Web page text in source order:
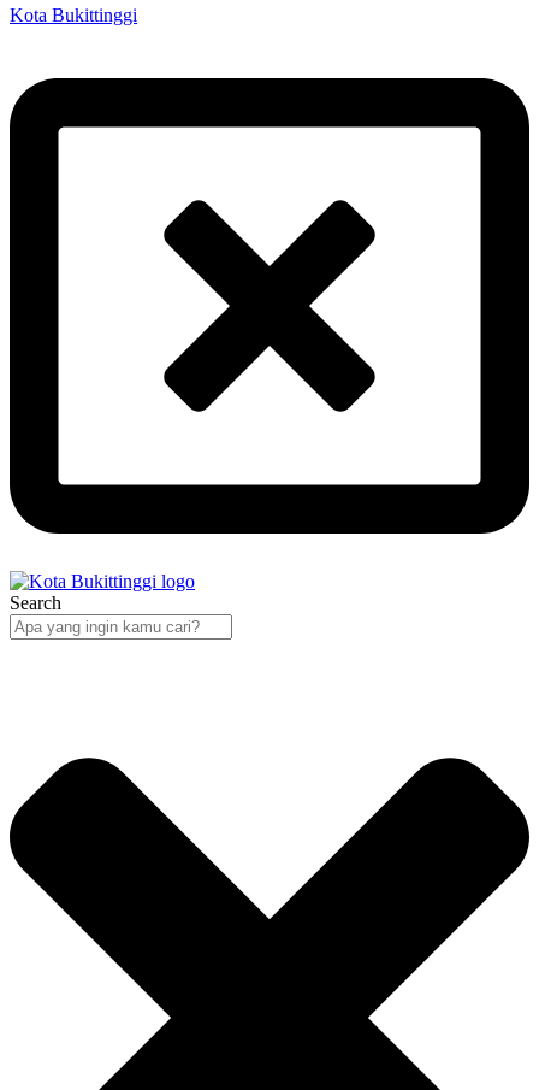
Kota Bukittinggi
Search